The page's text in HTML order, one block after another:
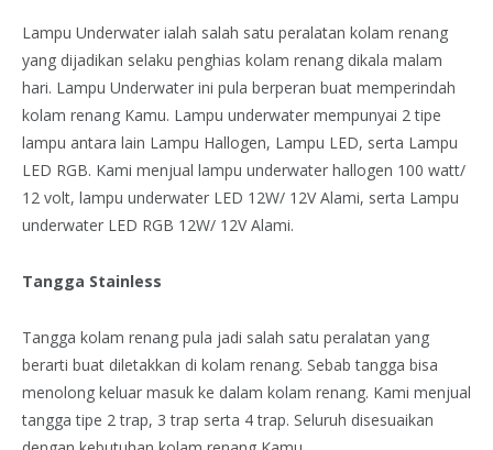
Lampu Underwater ialah salah satu peralatan kolam renang
yang dijadikan selaku penghias kolam renang dikala malam
hari. Lampu Underwater ini pula berperan buat memperindah
kolam renang Kamu. Lampu underwater mempunyai 2 tipe
lampu antara lain Lampu Hallogen, Lampu LED, serta Lampu
LED RGB. Kami menjual lampu underwater hallogen 100 watt/
12 volt, lampu underwater LED 12W/ 12V Alami, serta Lampu
underwater LED RGB 12W/ 12V Alami.
Tangga Stainless
Tangga kolam renang pula jadi salah satu peralatan yang
berarti buat diletakkan di kolam renang. Sebab tangga bisa
menolong keluar masuk ke dalam kolam renang. Kami menjual
tangga tipe 2 trap, 3 trap serta 4 trap. Seluruh disesuaikan